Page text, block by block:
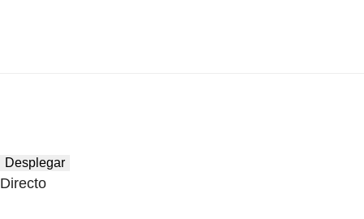
Desplegar
Directo